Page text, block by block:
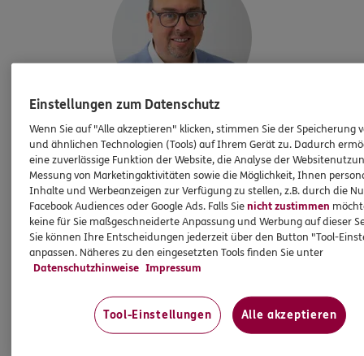
Steffen Littmann
Geschäftsstellenleiter
Tel: 03328/3898963
steffen.littmann@ergo.de
Mobil: 0176/30778419
Mehr
Einstellungen zum Datenschutz
Wenn Sie auf "Alle akzeptieren" klicken, stimmen Sie der Speicherung
und ähnlichen Technologien (Tools) auf Ihrem Gerät zu. Dadurch
eine zuverlässige Funktion der Website, die Analyse der
Messung von Marketingaktivitäten sowie die Möglichkeit, Ihnen
Inhalte und Werbeanzeigen zur Verfügung zu stellen, z.B. durch die
Facebook Audiences oder Google Ads. Falls Sienicht zustimmen
keine für Sie maßgeschneiderte Anpassung und Werbung auf dieser
Sie können Ihre Entscheidungen jederzeit über den Button "Tool-
anpassen. Näheres zu den eingesetzten Tools finden Sie unter
Datenschutzhinweise Impressum
Tool-Einstellungen Alle akzeptieren